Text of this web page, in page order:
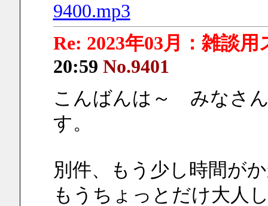
9400.mp3
Re: 2023年03月：雑談
20:59 No.9401
こんばんは～　みなさ
す。
別件、もう少し時間が
もうちょっとだけ大人